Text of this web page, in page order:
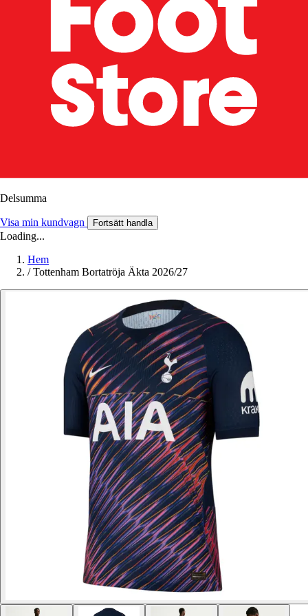
Delsumma
Visa min kundvagn Fortsätt handla
Loading...
Hem
/ Tottenham Bortatröja Äkta 2026/27